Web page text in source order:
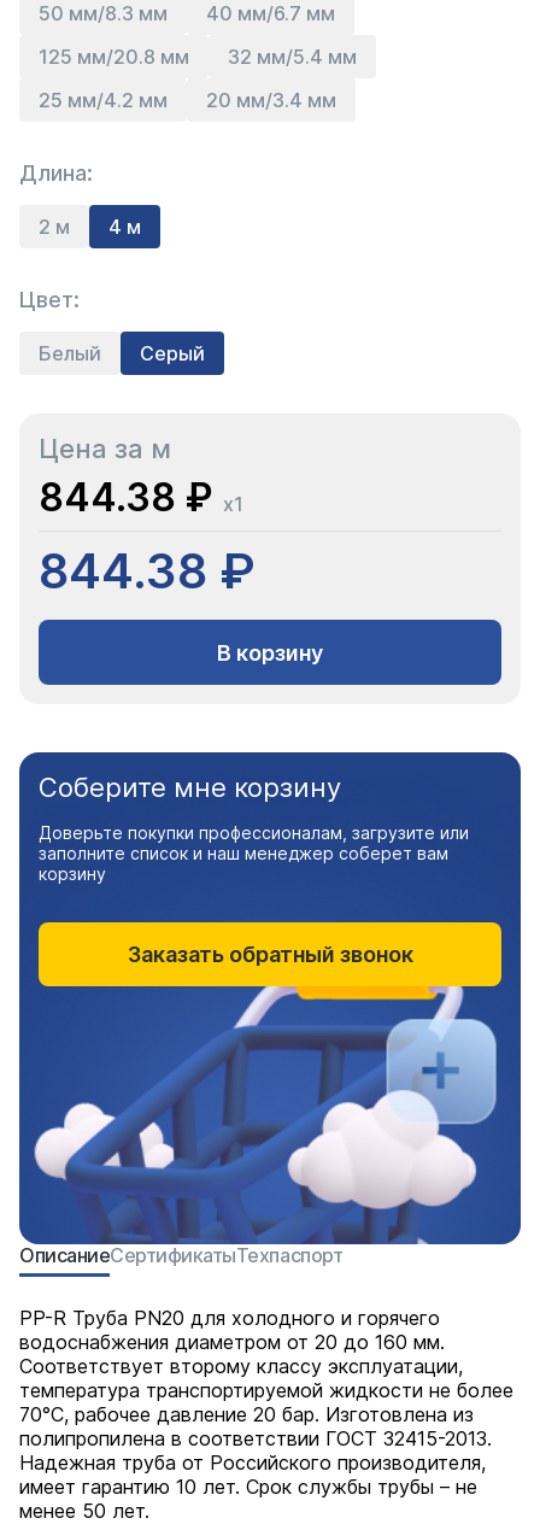
50 мм/8.3 мм
40 мм/6.7 мм
125 мм/20.8 мм
32 мм/5.4 мм
25 мм/4.2 мм
20 мм/3.4 мм
Длина:
2 м 4 м
Цвет:
Белый Серый
Цена за м
844.38 ₽ x1
844.38 ₽
В корзину
ОписаниеСертификатыТехпаспорт
PP-R Труба PN20 для холодного и горячего
водоснабжения диаметром от 20 до 160 мм.
Соответствует второму классу эксплуатации,
температура транспортируемой жидкости не более
70°С, рабочее давление 20 бар. Изготовлена из
полипропилена в соответствии ГОСТ 32415-2013.
Надежная труба от Российского производителя,
имеет гарантию 10 лет. Срок службы трубы – не
менее 50 лет.
Соберите мне корзину
Доверьте покупки профессионалам, загрузите или
заполните список и наш менеджер соберет вам
корзину
Заказать обратный звонок